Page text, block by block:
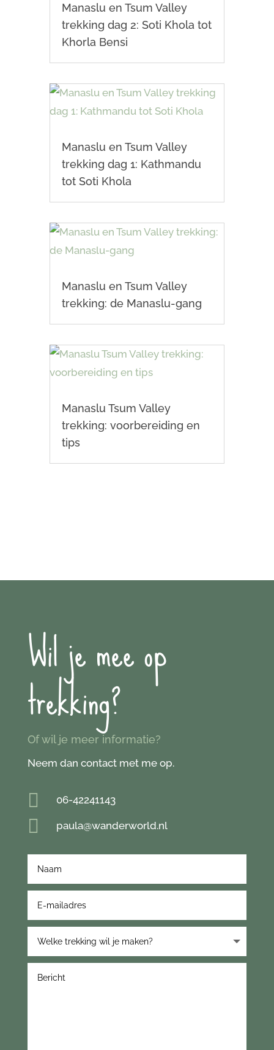
Manaslu en Tsum Valley
trekking dag 2: Soti Khola tot
Khorla Bensi
Manaslu en Tsum Valley
trekking dag 1: Kathmandu
tot Soti Khola
Manaslu en Tsum Valley
trekking: de Manaslu-gang
Manaslu Tsum Valley
trekking: voorbereiding en
tips
Wil je mee op
trekking?
Of wil je meer informatie?
Neem dan contact met me op.
 06-42241143
 paula@wanderworld.nl